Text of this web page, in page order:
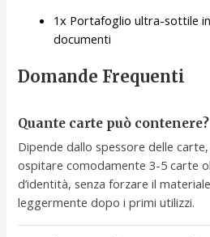
1x Portafoglio ultra-sottile
documenti
Domande Frequenti
Quante carte può contenere?
Dipende dallo spessore delle
ospitare comodamente 3-5 carte
d’identità, senza forzare il
leggermente dopo i primi utilizzi.